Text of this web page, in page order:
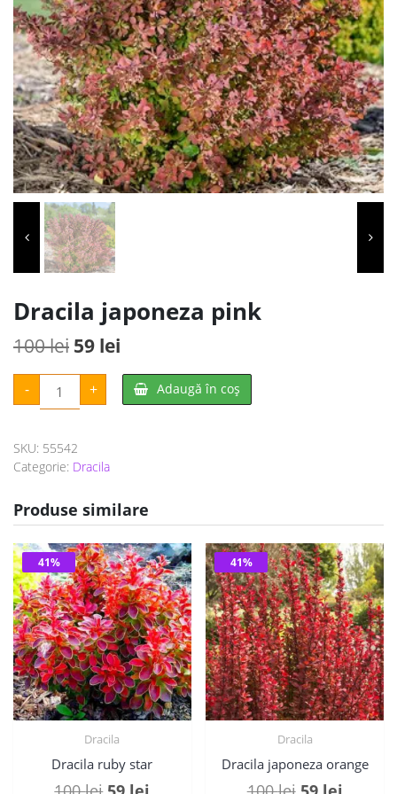
Dracila japoneza pink
100lei Prețul
inițial
a
100 lei.
59 lei
curent
este:
-
Cantitate
Dracila
japoneza
+ Adaugă în coș
SKU: 55542
Categorie: Dracila
Produse similare
41%
Dracila
Dracila ruby star
Prețul
41%
Dracila
Dracila japoneza orange
PrețulPrețul